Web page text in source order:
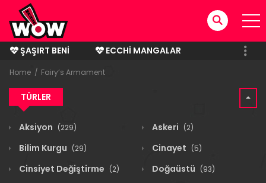
ŞAŞIRT BENI
ECCHI MANGALAR
BITMIŞ MANGALAR
Home Fairy’s Armament
TÜRLER
Aksiyon (229) Askeri (2)
Bilim Kurgu (29) Cinayet (5)
Cinsiyet Değiştirme (2) Doğaüstü (93)